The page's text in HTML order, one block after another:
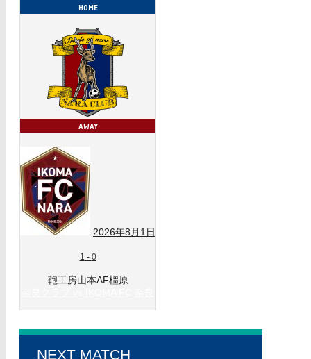
2026年8月1日
1 - 0
鞄工房山本AF橿原
NEXT MATCH